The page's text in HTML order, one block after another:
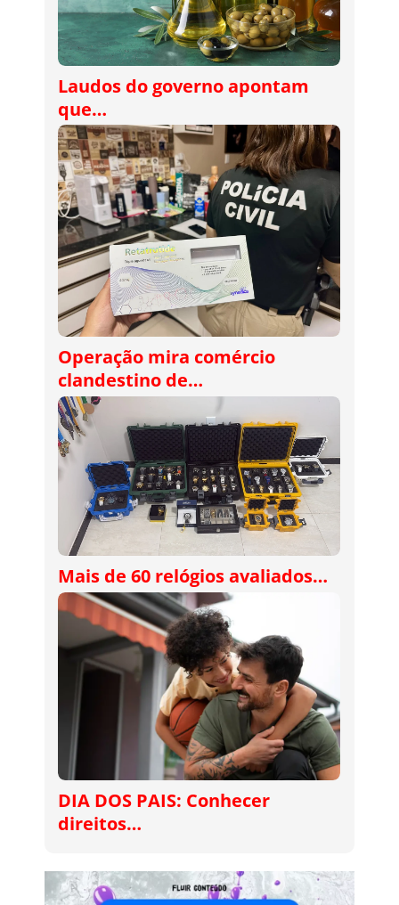
Laudos do governo apontam
que…
Operação mira comércio
clandestino de…
Mais de 60 relógios avaliados…
DIA DOS PAIS: Conhecer
direitos…